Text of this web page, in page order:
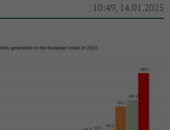
10:49, 14.01.2025